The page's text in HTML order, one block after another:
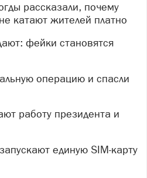
катают жителей платно